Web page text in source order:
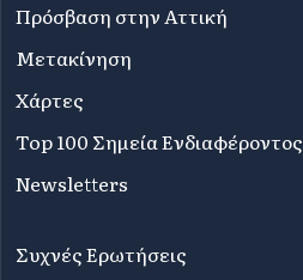
Πρόσβαση στην Αττική
Μετακίνηση
Χάρτες
Top 100 Σημεία Ενδιαφέροντος
Newsletters
Συχνές Ερωτήσεις